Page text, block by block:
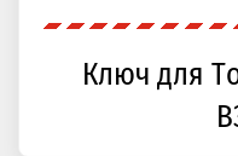
Ключ для